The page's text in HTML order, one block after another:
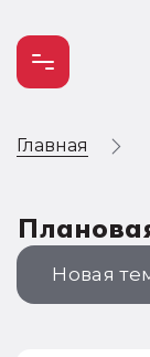
Главная
Новая
Учет и